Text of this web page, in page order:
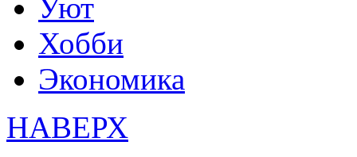
Уют
Хобби
Экономика
НАВЕРХ